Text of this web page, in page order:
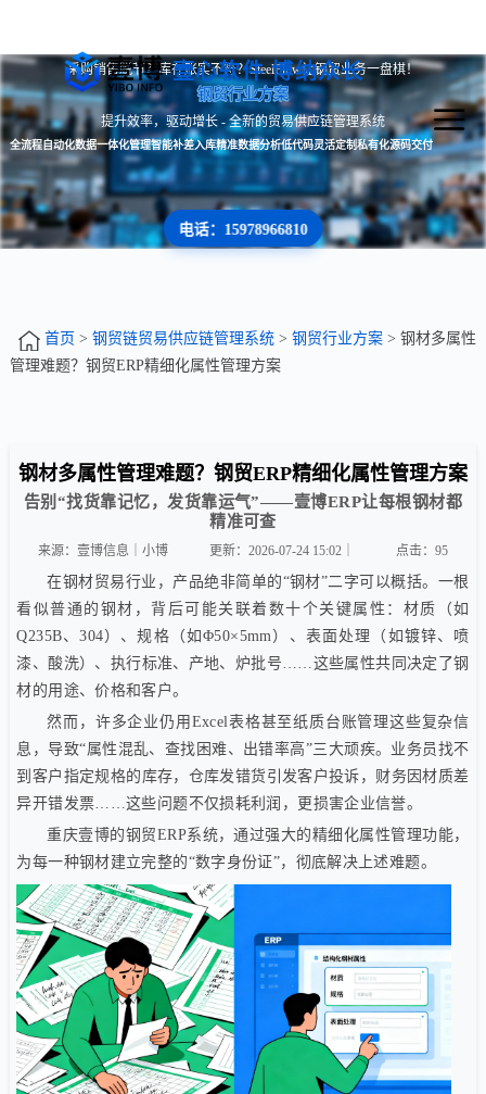
壹心软件 博纳众长
采购销售脱节？库存账实不符？SteelFlow让钢贸业务一盘棋！
钢贸行业方案
提升效率，驱动增长 - 全新的贸易供应链管理系统
全流程自动化数据一体化管理智能补差入库精准数据分析低代码灵活定制私有化源码交付
电话：15978966810
首页 > 钢贸链贸易供应链管理系统> 钢贸行业方案> 钢材多属性
管理难题？钢贸ERP精细化属性管理方案
钢材多属性管理难题？钢贸ERP精细化属性管理方案
告别“找货靠记忆，发货靠运气”——壹博ERP让每根钢材都
精准可查
来源：壹博信息｜小博 更新：2026-07-24 15:02｜ 点击：95
在钢材贸易行业，产品绝非简单的“钢材”二字可以概括。一根
看似普通的钢材，背后可能关联着数十个关键属性：材质（如
Q235B、304）、规格（如Φ50×5mm）、表面处理（如镀锌、喷
漆、酸洗）、执行标准、产地、炉批号……这些属性共同决定了钢
材的用途、价格和客户。
然而，许多企业仍用Excel表格甚至纸质台账管理这些复杂信
息，导致“属性混乱、查找困难、出错率高”三大顽疾。业务员找不
到客户指定规格的库存，仓库发错货引发客户投诉，财务因材质差
异开错发票……这些问题不仅损耗利润，更损害企业信誉。
重庆壹博的钢贸ERP系统，通过强大的精细化属性管理功能，
为每一种钢材建立完整的“数字身份证”，彻底解决上述难题。